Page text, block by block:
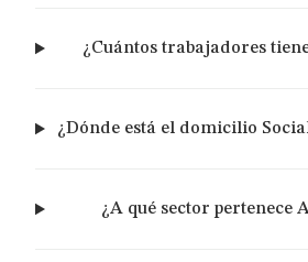
¿Cuántos trabajadores
¿Dónde está el domicilio
¿A qué sector pertenece